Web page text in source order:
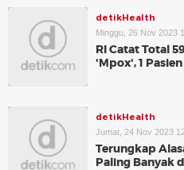
detikHealth
Minggu, 26 Nov 2023
RI Catat Total
'Mpox', 1
detikHealth
Jumat, 24 Nov 2023
Terungkap
Paling Banyak